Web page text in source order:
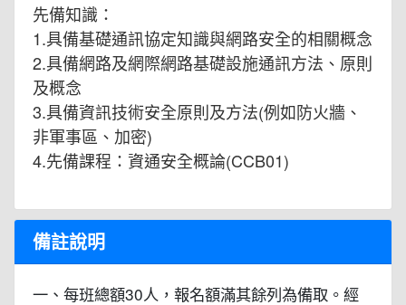
先備知識：
1.具備基礎通訊協定知識與網路安全的相關概念
2.具備網路及網際網路基礎設施通訊方法、原則
及概念
3.具備資訊技術安全原則及方法(例如防火牆、
非軍事區、加密)
4.先備課程：資通安全概論(CCB01)
備註說明
一、每班總額30人，報名額滿其餘列為備取。經